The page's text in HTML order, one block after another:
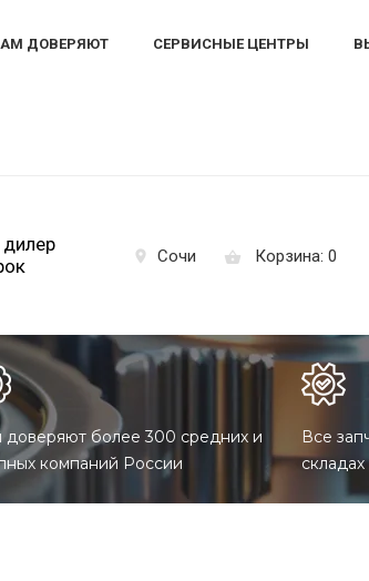
ДОВЕРЯЮТ СЕРВИСНЫЕ ЦЕНТРЫ
Сочи Корзина: 0
более 300 средних и
компаний России
Все
складах